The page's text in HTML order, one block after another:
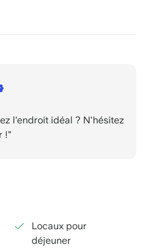
l'endroit idéal ? N'hésitez
!"
Locaux pour
déjeuner